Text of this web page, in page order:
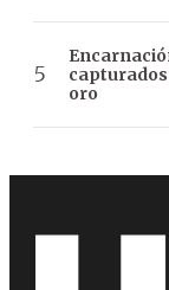
oro